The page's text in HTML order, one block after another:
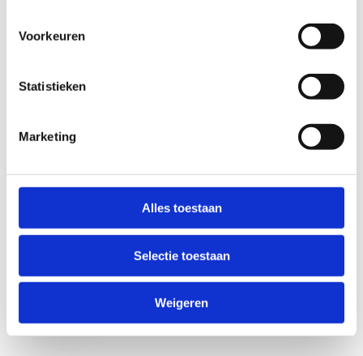
Voorkeuren
Statistieken
Marketing
Alles toestaan
Selectie toestaan
Weigeren
Anti-Robot Verification
Click to start verification
Verzend